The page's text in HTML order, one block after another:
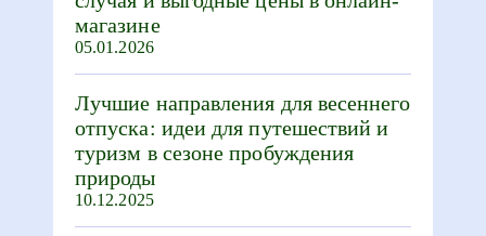
магазине
05.01.2026
Лучшие направления для весеннего
отпуска: идеи для путешествий и
туризм в сезоне пробуждения
природы
10.12.2025